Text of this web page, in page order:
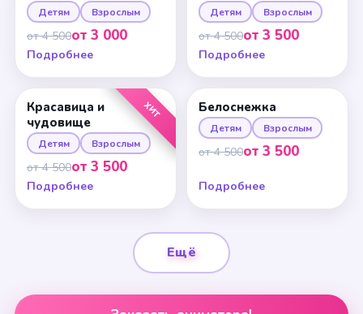
Детям Взрослым
от 4 500от 3 000
Подробнее
Детям Взрослым
от 4 500от 3 500
Подробнее
ХИТ
Красавица и
чудовище
Детям Взрослым
от 4 500от 3 500
Подробнее
Белоснежка
Детям Взрослым
от 4 500от 3 500
Подробнее
Ещё